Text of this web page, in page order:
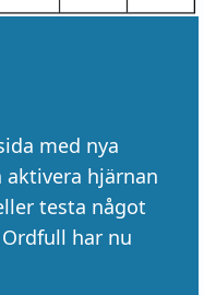
med nya
aktivera hjärnan
testa något
har nu